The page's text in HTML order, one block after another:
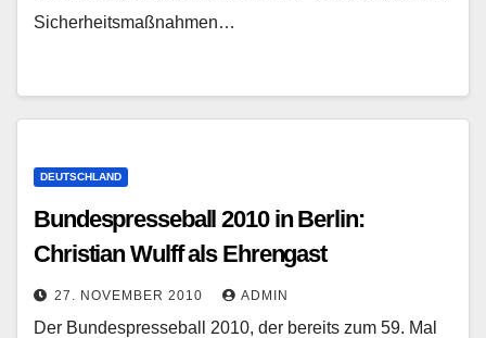
Sicherheitsmaßnahmen…
DEUTSCHLAND
Bundespresseball 2010 in Berlin:
Christian Wulff als Ehrengast
27. NOVEMBER 2010 ADMIN
Der Bundespresseball 2010, der bereits zum 59. Mal